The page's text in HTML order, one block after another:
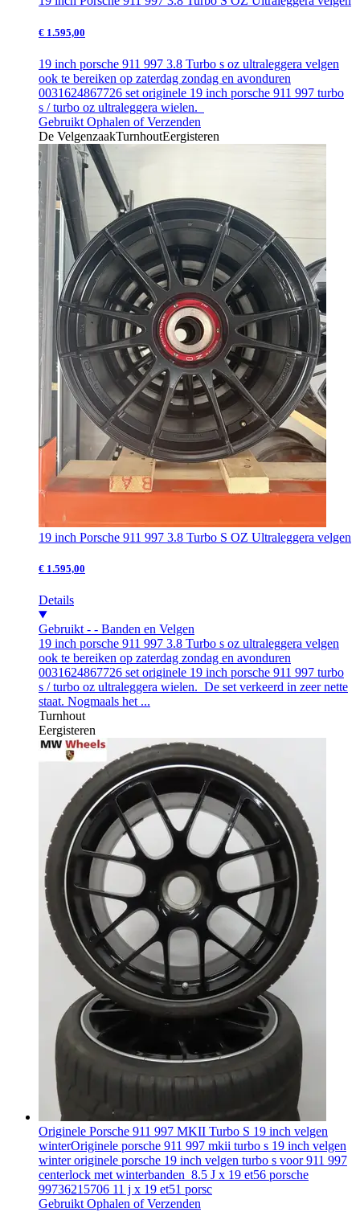
€ 1.595,00
19 inch porsche 911 997 3.8 Turbo s oz ultraleggera velgen
ook te bereiken op zaterdag zondag en avonduren
0031624867726 set originele 19 inch porsche 911 997 turbo
s / turbo oz ultraleggera wielen.
Gebruikt Ophalen of Verzenden
De VelgenzaakTurnhoutEergisteren
19 inch Porsche 911 997 3.8 Turbo S OZ Ultraleggera velgen
€ 1.595,00
Details
Gebruikt - - Banden en Velgen
19 inch porsche 911 997 3.8 Turbo s oz ultraleggera velgen
ook te bereiken op zaterdag zondag en avonduren
0031624867726 set originele 19 inch porsche 911 997 turbo
s / turbo oz ultraleggera wielen. De set verkeerd in zeer nette
staat. Nogmaals het ...
Turnhout
Eergisteren
Originele Porsche 911 997 MKII Turbo S 19 inch velgen
winterOriginele porsche 911 997 mkii turbo s 19 inch velgen
winter originele porsche 19 inch velgen turbo s voor 911 997
centerlock met winterbanden 8.5 J x 19 et56 porsche
99736215706 11 j x 19 et51 porsc
Gebruikt Ophalen of Verzenden